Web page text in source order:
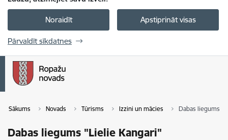
Noraidīt Apstiprināt visas
Pārvaldīt sīkdatnes
Sākums Novads Tūrisms Izzini un mācies Dabas liegums
Dabas liegums "Lielie Kangari"